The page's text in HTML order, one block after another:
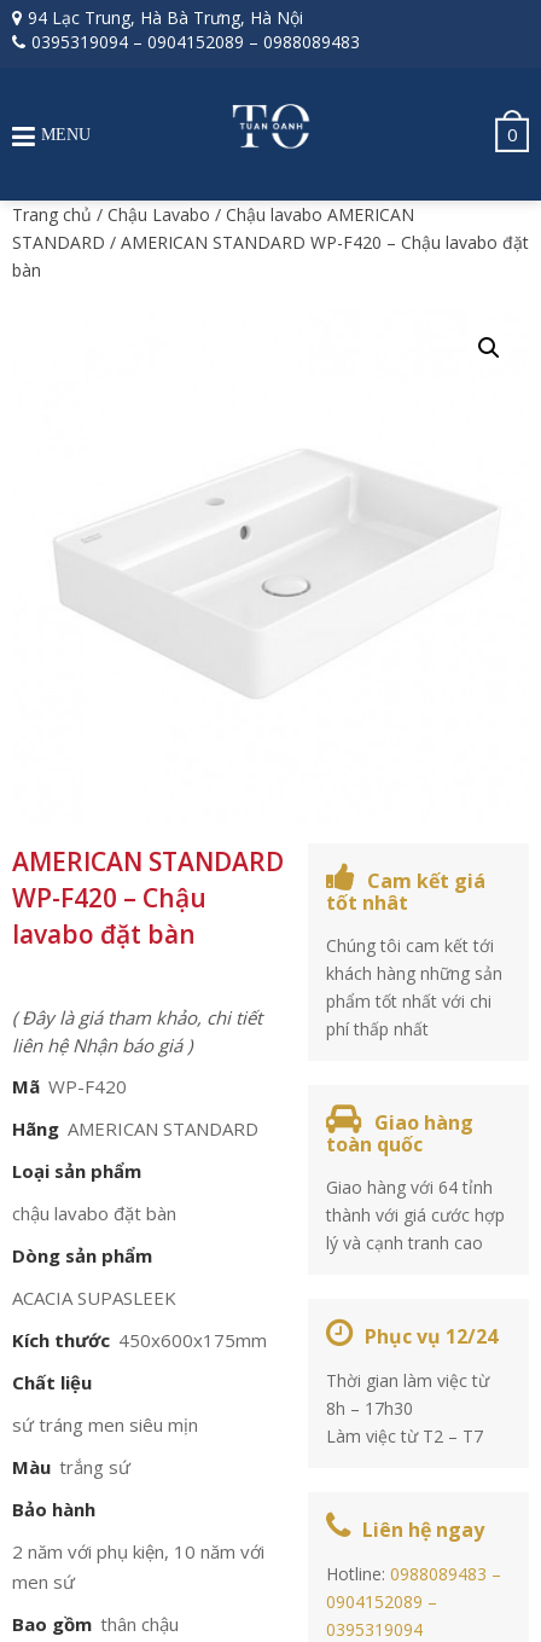
94 Lạc Trung, Hà Bà Trưng, Hà Nội
0395319094 – 0904152089 – 0988089483
0
MENU
Trang chủ / Chậu Lavabo / Chậu lavabo AMERICAN
STANDARD / AMERICAN STANDARD WP-F420 – Chậu lavabo đặt
bàn
AMERICAN STANDARD
WP-F420 – Chậu
lavabo đặt bàn
( Đây là giá tham khảo, chi tiết
liên hệ Nhận báo giá )
Mã WP-F420
Hãng AMERICAN STANDARD
Loại sản phẩm
chậu lavabo đặt bàn
Dòng sản phẩm
ACACIA SUPASLEEK
Kích thước 450x600x175mm
Chất liệu
sứ tráng men siêu mịn
Màu trắng sứ
Bảo hành
2 năm với phụ kiện, 10 năm với
men sứ
Bao gồm thân chậu
Cam kết giá
tốt nhât
Chúng tôi cam kết tới
khách hàng những sản
phẩm tốt nhất với chi
phí thấp nhất
Giao hàng
toàn quốc
Giao hàng với 64 tỉnh
thành với giá cước hợp
lý và cạnh tranh cao
Phục vụ 12/24
Thời gian làm việc từ
8h – 17h30
Làm việc từ T2 – T7
Liên hệ ngay
Hotline:0988089483 –
0904152089 –
0395319094